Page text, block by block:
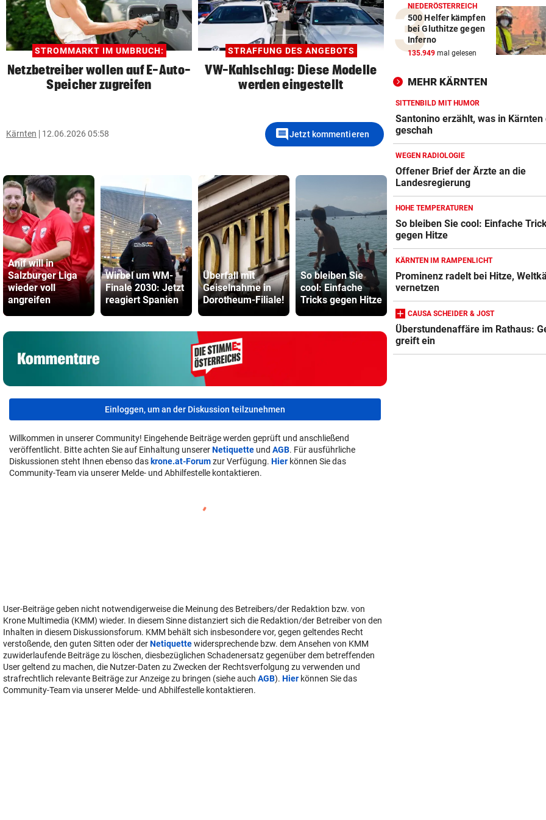
STROMMARKT IM UMBRUCH:
Netzbetreiber wollen auf E-Auto-
Speicher zugreifen
STRAFFUNG DES ANGEBOTS
VW-Kahlschlag: Diese Modelle
werden eingestellt
Kärnten 12.06.2026 05:58 commentJetzt kommentieren
Anif will in
Salzburger Liga
wieder voll
angreifen
Wirbel um WM-
Finale 2030: Jetzt
reagiert Spanien
Überfall mit
Geiselnahme in
Dorotheum-Filiale!
So bleiben Sie
cool: Einfache
Tricks gegen Hitze
Sturz von
Lamparter: Jetzt
ist die Diagnose
da!
Festspiele
Halbzeit
Einloggen, um an der Diskussion teilzunehmen
Willkommen in unserer Community! Eingehende Beiträge werden geprüft und anschließend
veröffentlicht. Bitte achten Sie auf Einhaltung unsererNetiquette und AGB. Für ausführliche
Diskussionen steht Ihnen ebenso das krone.at-Forumzur Verfügung. Hier können Sie das
Community-Team via unserer Melde- und Abhilfestelle kontaktieren.
User-Beiträge geben nicht notwendigerweise die Meinung des Betreibers/der Redaktion bzw. von
Krone Multimedia (KMM) wieder. In diesem Sinne distanziert sich die Redaktion/der Betreiber von den
Inhalten in diesem Diskussionsforum. KMM behält sich insbesondere vor, gegen geltendes Recht
verstoßende, den guten Sitten oder derNetiquettewidersprechende bzw. dem Ansehen von KMM
zuwiderlaufende Beiträge zu löschen, diesbezüglichen Schadenersatz gegenüber dem betreffenden
User geltend zu machen, die Nutzer-Daten zu Zwecken der Rechtsverfolgung zu verwenden und
strafrechtlich relevante Beiträge zur Anzeige zu bringen (siehe auch AGB). Hier können Sie das
Community-Team via unserer Melde- und Abhilfestelle kontaktieren.
NIEDERÖSTERREICH
500 Helfer kämpfen
bei Gluthitze gegen
Inferno
135.949 mal gelesen
MEHR KÄRNTEN
SITTENBILD MIT HUMOR
Santonino erzählt, was in Kärnten
geschah
WEGEN RADIOLOGIE
Offener Brief der Ärzte an die
Landesregierung
HOHE TEMPERATUREN
So bleiben Sie cool: Einfache
gegen Hitze
KÄRNTEN IM RAMPENLICHT
Prominenz radelt bei Hitze,
vernetzen
CAUSA SCHEIDER & JOST
Überstundenaffäre im Rathaus:
greift ein